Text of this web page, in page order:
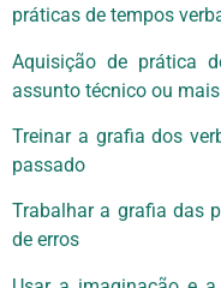
práticas de tempos
Aquisição de prática
assunto técnico ou
Treinar a grafia dos
passado
Trabalhar a grafia das
de erros